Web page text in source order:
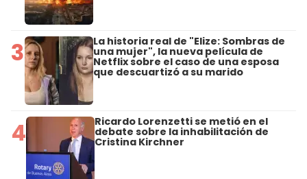
3 La historia real de "Elize: Sombras de
una mujer", la nueva película de
Netflix sobre el caso de una esposa
que descuartizó a su marido
4 Ricardo Lorenzetti se metió en el
debate sobre la inhabilitación de
Cristina Kirchner